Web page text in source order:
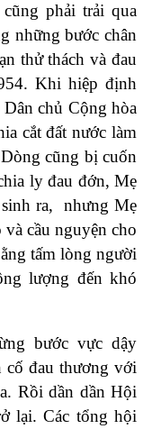
phải trải qua
những bước chân
thử thách và đau
Khi hiệp định
chủ Cộng hòa
cắt đất nước làm
cũng bị cuốn
ly đau đớn, Mẹ
ra, nhưng Mẹ
cầu nguyện cho
tấm lòng người
lượng đến khó
bước vực dậy
cố đau thương với
Rồi dần dần Hội
lại. Các tổng hội